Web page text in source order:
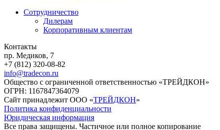
Сотрудничество
Дилерам
Корпоративным клиентам
Контакты
пр. Медиков, 7
+7 (812) 320-08-82
info@tradecon.ru
Общество с ограниченной ответственностью «ТРЕЙДКОН»
ОГРН: 1167847364079
Сайт принадлежит ООО «ТРЕЙДКОН»
Политика конфиденциальности
Юридическая информация
Все права защищены. Частичное или полное копирование